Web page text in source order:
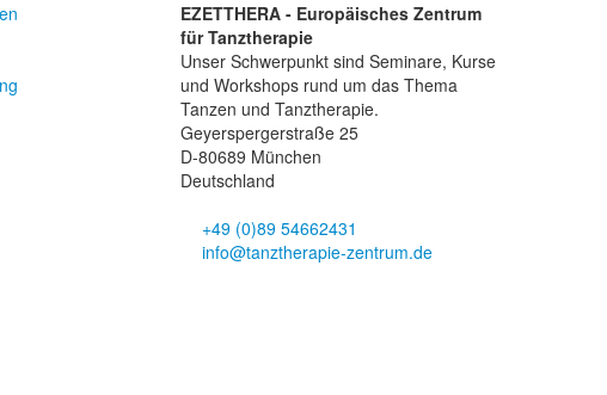
EZETTHERA - Europäisches Zentrum
für Tanztherapie
Unser Schwerpunkt sind Seminare, Kurse
und Workshops rund um das Thema
Tanzen und Tanztherapie.
Geyerspergerstraße 25
D-80689 München
Deutschland
+49 (0)89 54662431
info@tanztherapie-zentrum.de